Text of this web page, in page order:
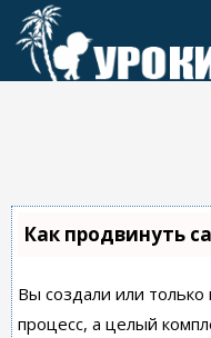
Перейти
контенту
Как продвинуть
Вы создали или только
процесс, а целый